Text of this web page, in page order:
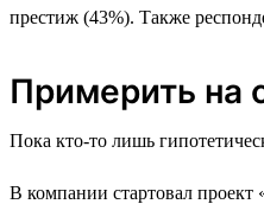
престиж (43%). Также
Примерить на
Пока кто-то лишь
В компании стартовал